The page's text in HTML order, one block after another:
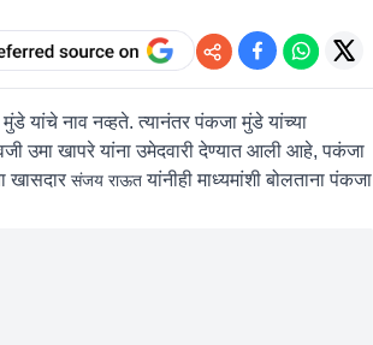
यांचे नाव नव्हते. त्यानंतर पंकजा मुंडे यांच्या
उमा खापरे यांना उमेदवारी देण्यात आली आहे, पकंजा
खासदार संजय राऊतयांनीही माध्यमांशी बोलताना पंकजा